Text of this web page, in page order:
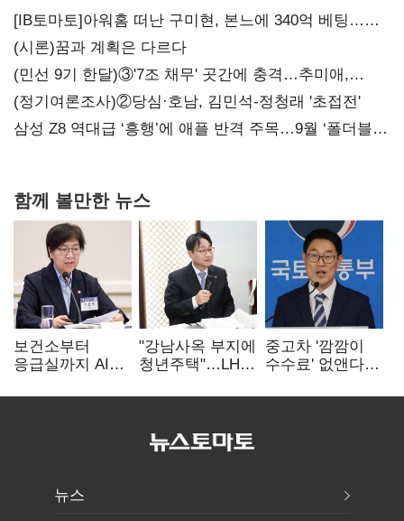
[IB토마토]아워홈 떠난 구미현, 본느에 340억 베팅…
가족 지배체제 구축
(시론)꿈과 계획은 다르다
(민선 9기 한달)③'7조 채무' 곳간에 충격…추미애,
20년만에 '비상재정' 선언 승부수
(정기여론조사)②당심·호남, 김민석-정청래 '초접전'
삼성 Z8 역대급 ‘흥행’에 애플 반격 주목…9월 ‘폴더블
함께 볼만한 뉴스
보건소부터
응급실까지 AI
혁신 본격화
"강남사옥 부지에
청년주택"…LH도
중고차 '깜깜이
수수료' 없앤다…
생기면 환불
뉴스